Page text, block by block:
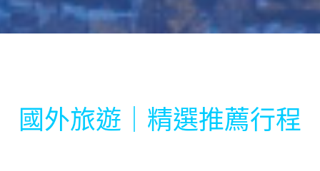
國外旅遊｜精選推薦行程